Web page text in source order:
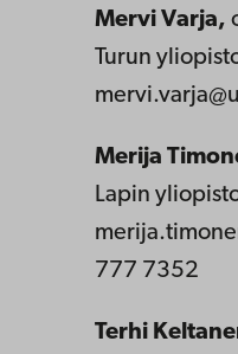
Mervi Varja,
Turun
Merija
Lapin
777 7352
Terhi